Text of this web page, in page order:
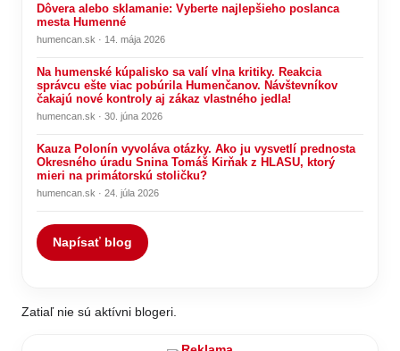
Dôvera alebo sklamanie: Vyberte najlepšieho poslanca
mesta Humenné
humencan.sk · 14. mája 2026
Na humenské kúpalisko sa valí vlna kritiky. Reakcia
správcu ešte viac pobúrila Humenčanov. Návštevníkov
čakajú nové kontroly aj zákaz vlastného jedla!
humencan.sk · 30. júna 2026
Kauza Polonín vyvoláva otázky. Ako ju vysvetlí prednosta
Okresného úradu Snina Tomáš Kirňak z HLASU, ktorý
mieri na primátorskú stoličku?
humencan.sk · 24. júla 2026
Napísať blog
Zatiaľ nie sú aktívni blogeri.